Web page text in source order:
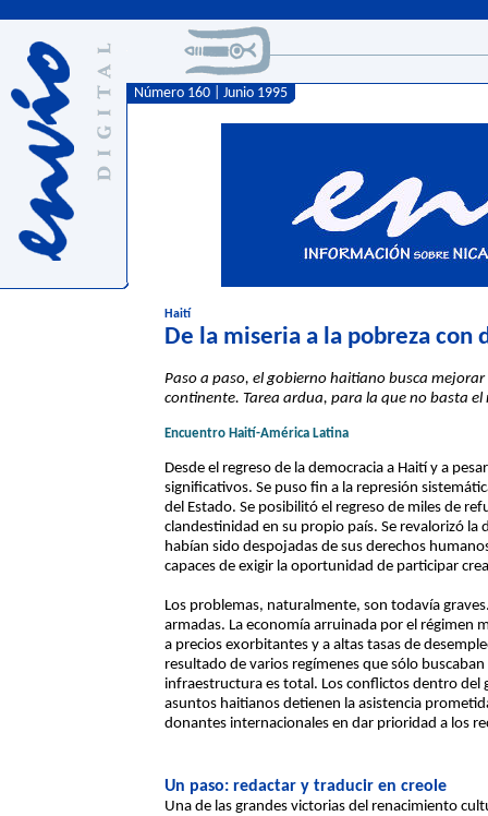
Número 160 | Junio 1995
Haití
De la miseria a la pobreza con
Paso a paso, el gobierno haitiano busca
continente. Tarea ardua, para la que no basta
Encuentro Haití-América Latina
Desde el regreso de la democracia a Haití y a
significativos. Se puso fin a la represión
del Estado. Se posibilitó el regreso de miles de
clandestinidad en su propio país. Se revalorizó
habían sido despojadas de sus derechos
capaces de exigir la oportunidad de participar
Los problemas, naturalmente, son todavía
armadas. La economía arruinada por el régimen
a precios exorbitantes y a altas tasas de
resultado de varios regímenes que sólo
infraestructura es total. Los conflictos dentro del
asuntos haitianos detienen la asistencia
donantes internacionales en dar prioridad a los
Un paso: redactar y traducir en creole
Una de las grandes victorias del renacimiento